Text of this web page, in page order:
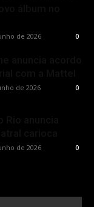
de 2026 0
de 2026 0
de 2026 0